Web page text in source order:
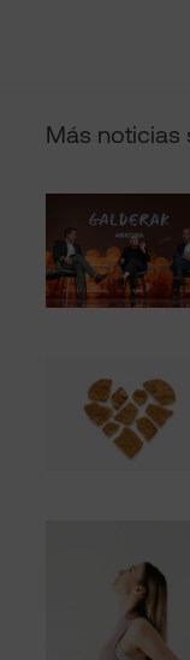
Más noticias